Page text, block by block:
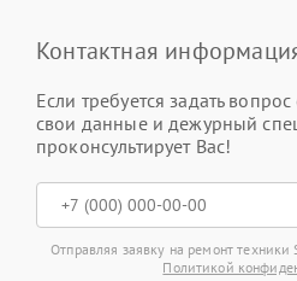
Контактная
Если требуется задать вопрос
свои данные и дежурный
проконсультирует Вас!
Отправляя заявку на ремонт техники
Политикой